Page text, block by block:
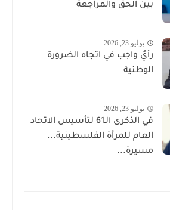
بين الحق والمراجعة
يوليو 23, 2026
رأيٌ واجب في اتجاه الضرورة
الوطنية
يوليو 23, 2026
في الذكرى الـ61 لتأسيس الاتحاد
العام للمرأة الفلسطينية...
مسيرة...